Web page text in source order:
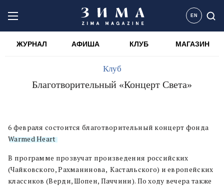
EN
ЖУРНАЛ АФИША КЛУБ МАГАЗИН
Клуб
Благотворительный «Концерт Света»
6 февраля состоится благотворительный концерт фонда
Warmed Heart.
В программе прозвучат произведения российских
(Чайковского, Рахманинова, Кастальского) и европейских
классиков (Верди, Шопен, Паччини). По ходу вечера также